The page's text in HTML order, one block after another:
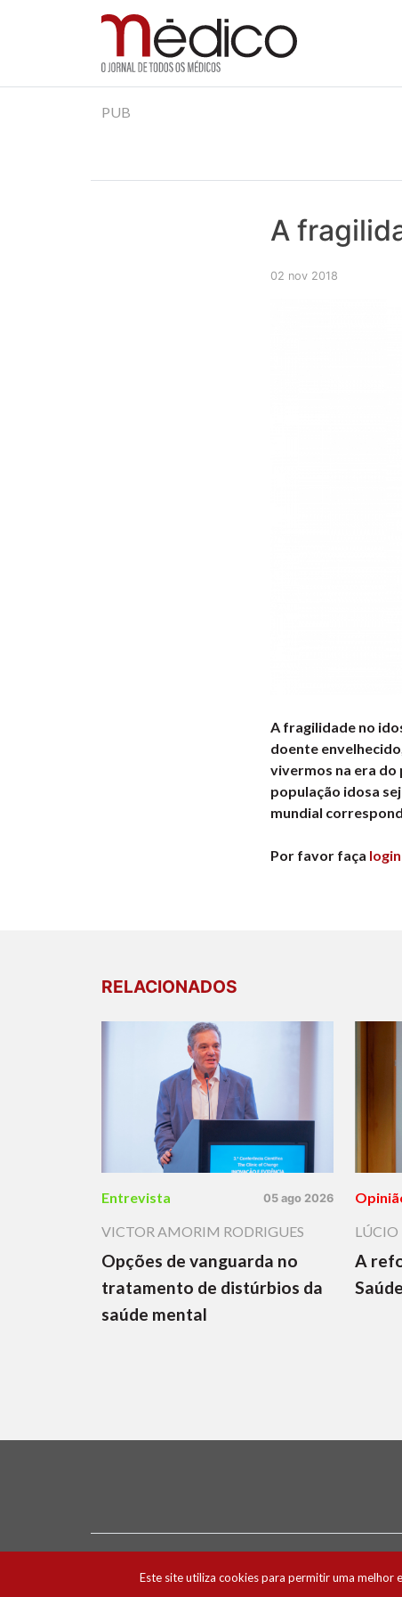
Jornal Médico
Médico – O Jornal de Todos os Médicos. Onde
PUB
A
02 nov 2018
A fragilidade no
doente
vivermos na era do
população idosa
mundial
Por favor faça login
RELACIONADOS
Entrevista 05 ago 2026
VICTOR AMORIM RODRIGUES
Opções de vanguarda no
tratamento de distúrbios da
saúde mental
LÚCIO
A
Este site utiliza cookies para permitir uma melhor